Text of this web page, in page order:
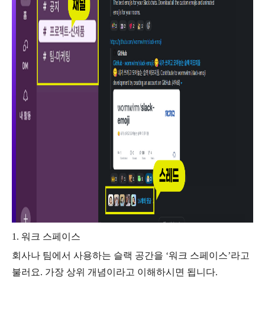
1. 워크 스페이스
회사나 팀에서 사용하는 슬랙 공간을 ‘워크 스페이스’라고
불러요. 가장 상위 개념이라고 이해하시면 됩니다.